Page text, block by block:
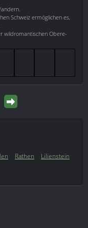
Schweiz ermöglichen es,
wildromantischen Obere-
Rathen
Lilienstein